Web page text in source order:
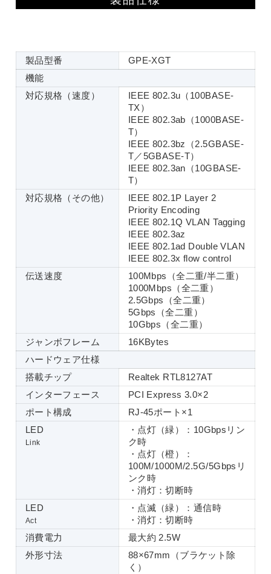
製品型番
GPE-XGT
機能
対応規格（速度）
IEEE 802.3u（100BASE-
TX）
IEEE 802.3ab（1000BASE-
T）
IEEE 802.3bz（2.5GBASE-
T／5GBASE-T）
IEEE 802.3an（10GBASE-
T）
対応規格（その他）
IEEE 802.1P Layer 2
Priority Encoding
IEEE 802.1Q VLAN Tagging
IEEE 802.3az
IEEE 802.1ad Double VLAN
IEEE 802.3x flow control
伝送速度
100Mbps（全二重/半二重）
1000Mbps（全二重）
2.5Gbps（全二重）
5Gbps（全二重）
10Gbps（全二重）
ジャンボフレーム
16KBytes
ハードウェア仕様
搭載チップ
Realtek RTL8127AT
インターフェース
PCI Express 3.0×2
ポート構成
RJ-45ポート×1
LED
Link
・点灯（緑）：10Gbpsリン
ク時
・点灯（橙）：
100M/1000M/2.5G/5Gbpsリ
ンク時
・消灯：切断時
LED
Act
・点滅（緑）：通信時
・消灯：切断時
消費電力
最大約 2.5W
外形寸法
88×67mm（ブラケット除
く）